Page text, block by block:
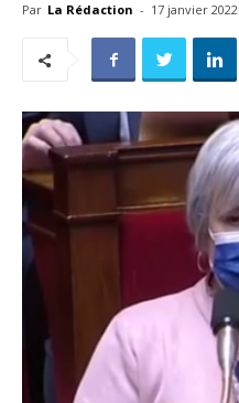
Par La Rédaction - 17 janvier 2022